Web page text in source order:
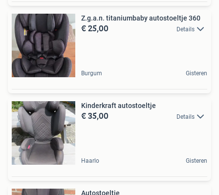
Z.g.a.n. titaniumbaby autostoeltje 360
€ 25,00 Details
Burgum Gisteren
Kinderkraft autostoeltje
€ 35,00 Details
Haarlo Gisteren
Autostoeltje